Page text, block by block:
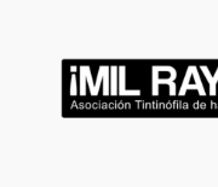
contenido